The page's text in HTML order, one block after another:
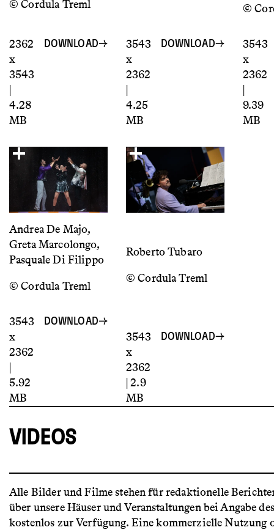
© Cordula Treml
2362
x
3543
4.28
MB
DOWNLOAD
3543
x
2362
4.25
MB
DOWNLOAD
©
3543
x
2362
9.39
MB
Andrea De Majo,
Greta Marcolongo,
Pasquale Di Filippo
© Cordula Treml
3543
x
2362
5.92
MB
DOWNLOAD
Roberto Tubaro
© Cordula Treml
3543
x
2362
| 2.9
MB
DOWNLOAD
VIDEOS
Alle Bilder und Filme stehen für redaktionelle
über unsere Häuser und Veranstaltungen bei Angabe
kostenlos zur Verfügung. Eine kommerzielle Nutzung